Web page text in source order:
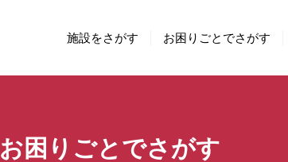
施設をさがす お困りごとでさがす
お困りごとでさがす